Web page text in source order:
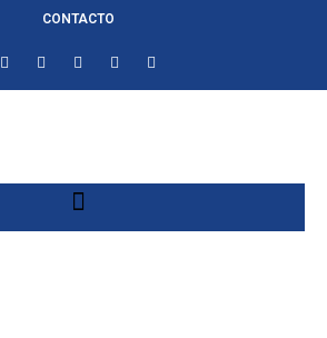
CONTACTO